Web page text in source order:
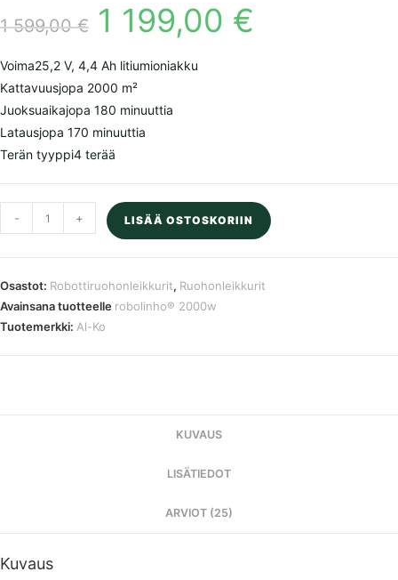
perustuen
arvotuksee
1 599,00€
Alkuperäinen
oli:
599,00 €.
1 199,00 €
Voima25,2 V, 4,4 Ah litiumioniakku
Kattavuusjopa 2000 m²
Juoksuaikajopa 180 minuuttia
Latausjopa 170 minuuttia
Terän tyyppi4 terää
KO
Robolinho®
2000W
robottiruohonleikkuri
- + LISÄÄ OSTOSKORIIN
Osastot: Robottiruohonleikkurit, Ruohonleikkurit
Avainsana tuotteelle robolinho® 2000w
Tuotemerkki: Al-Ko
KUVAUS
LISÄTIEDOT
ARVIOT (25)
Kuvaus